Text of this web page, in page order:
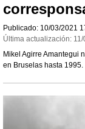
Publicado: 10/03/2021
Última actualización:
Mikel Agirre Amantegui
en Bruselas hasta 1995.